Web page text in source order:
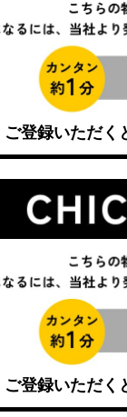
ご登録いただく
ご登録いただく